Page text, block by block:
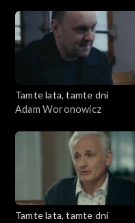
Tamte lata, tamte dni
Adam Woronowicz
Tamte lata, tamte dni